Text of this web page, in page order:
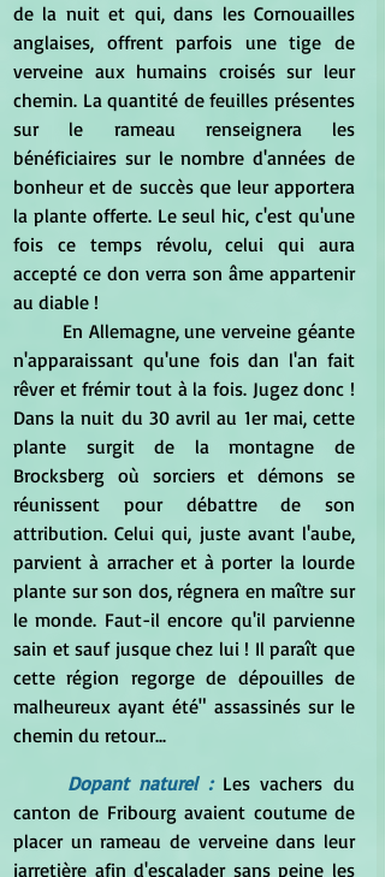
de la nuit et qui, dans les Cornouailles
anglaises, offrent parfois une tige de
verveine aux humains croisés sur leur
chemin. La quantité de feuilles présentes
sur le rameau renseignera les
bénéficiaires sur le nombre d'années de
bonheur et de succès que leur apportera
la plante offerte. Le seul hic, c'est qu'une
fois ce temps révolu, celui qui aura
accepté ce don verra son âme appartenir
au diable !
n'apparaissant qu'une fois dan l'an fait
rêver et frémir tout à la fois. Jugez donc !
Dans la nuit du 30 avril au 1er mai, cette
plante surgit de la montagne de
Brocksberg où sorciers et démons se
réunissent pour débattre de son
attribution. Celui qui, juste avant l'aube,
parvient à arracher et à porter la lourde
plante sur son dos, régnera en maître sur
le monde. Faut-il encore qu'il parvienne
sain et sauf jusque chez lui ! Il paraît que
cette région regorge de dépouilles de
malheureux ayant été" assassinés sur le
chemin du retour...
Dopant naturel : Les vachers du
canton de Fribourg avaient coutume de
placer un rameau de verveine dans leur
jarretière afin d'escalader sans peine les